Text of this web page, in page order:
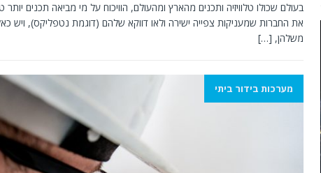
בעולם שכולו טלוויזיה ותכנים מהארץ ומהעולם, הוויכוח על מי מביאה תכנים
את החברות שמעניקות צפייה ישירה ולאו דווקא שלהם (דוגמת נטפליקס), ויש
משלהן, […]
מערכות בידור ביתי